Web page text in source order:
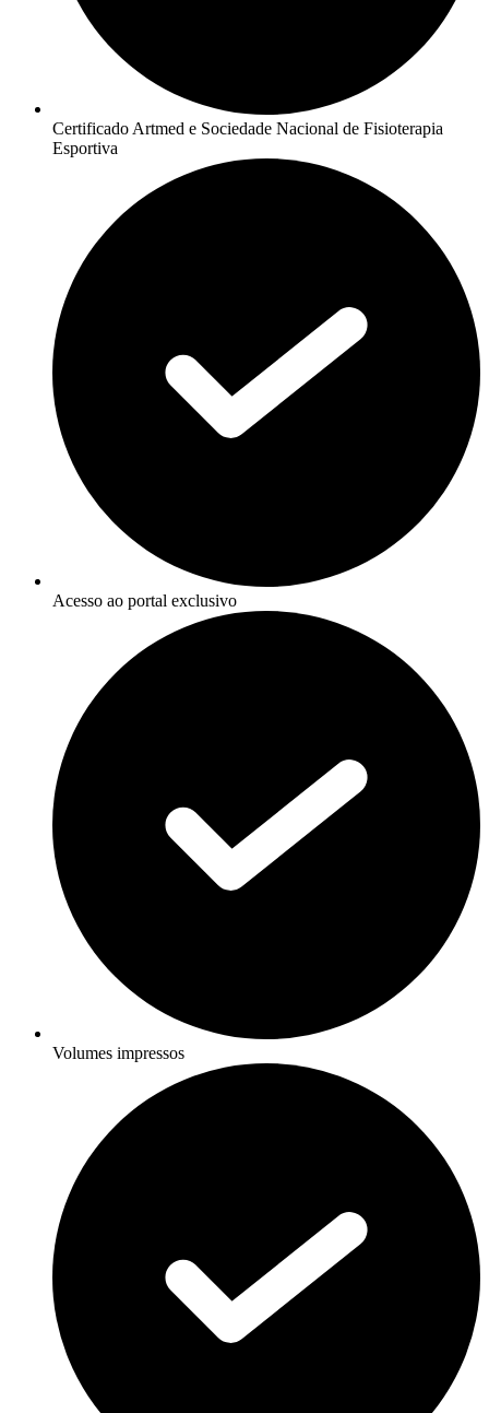
Certificado Artmed e Sociedade Nacional de Fisioterapia
Esportiva
Acesso ao portal exclusivo
Volumes impressos